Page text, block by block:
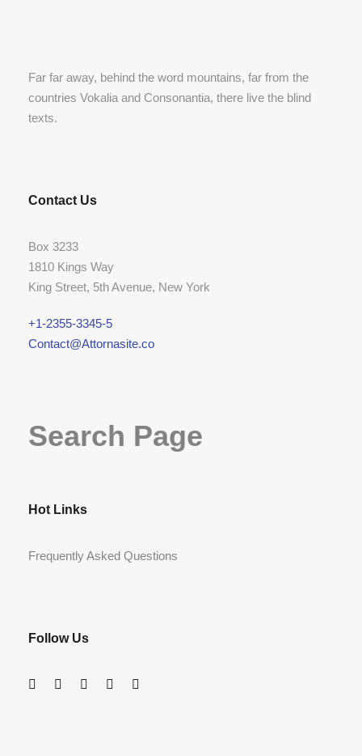
Far far away, behind the word mountains, far from the
countries Vokalia and Consonantia, there live the blind
texts.
Contact Us
Box 3233
1810 Kings Way
King Street, 5th Avenue, New York
+1-2355-3345-5
Contact@Attornasite.co
Search Page
Hot Links
Frequently Asked Questions
Follow Us